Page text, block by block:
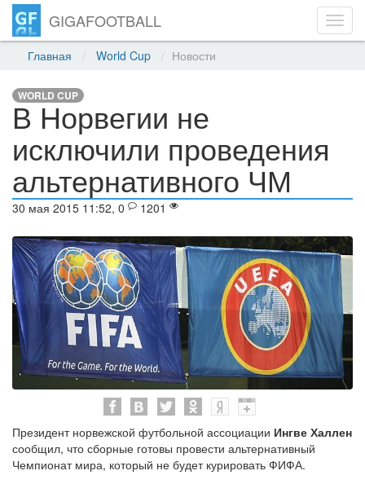
GIGAFOOTBALL
Главная World Cup Новости
WORLD CUP
В Норвегии не
исключили проведения
альтернативного ЧМ
30 мая 2015 11:52, 0 1201
Президент норвежской футбольной ассоциации Ингве Халлен
сообщил, что сборные готовы провести альтернативный
Чемпионат мира, который не будет курировать ФИФА.